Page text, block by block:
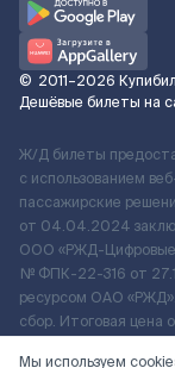
© 2011–2026
Дешёвые билеты на
Ж/Д билеты
с использованием
пассажирские
от 04.04.2024
ООО «РЖД-Цифровые
№ ФПК-22-316 от
ресурсом ОАО
сбор. Итоговая цена
Мы используем